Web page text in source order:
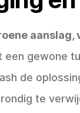
een gewone
de
te